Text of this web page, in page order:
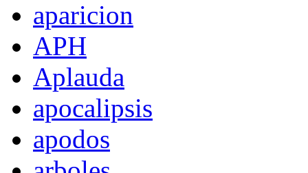
aparicion
APH
Aplauda
apocalipsis
apodos